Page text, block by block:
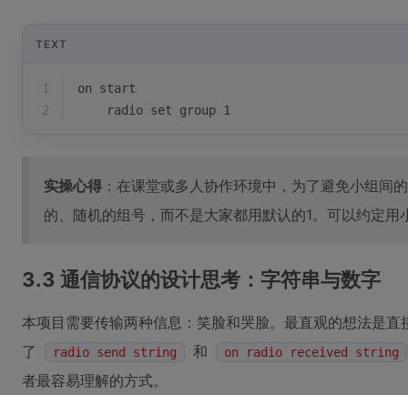
TEXT
1
on start
2
    radio set group 1
实操心得 ：在课堂或多人协作环境中，为了避免小组间
的、随机的组号，而不是大家都用默认的1。可以约定
3.3 通信协议的设计思考：字符串与数字
本项目需要传输两种信息：笑脸和哭脸。最直观的想法是直
了
radio send string 和 on radio received string
者最容易理解的方式。